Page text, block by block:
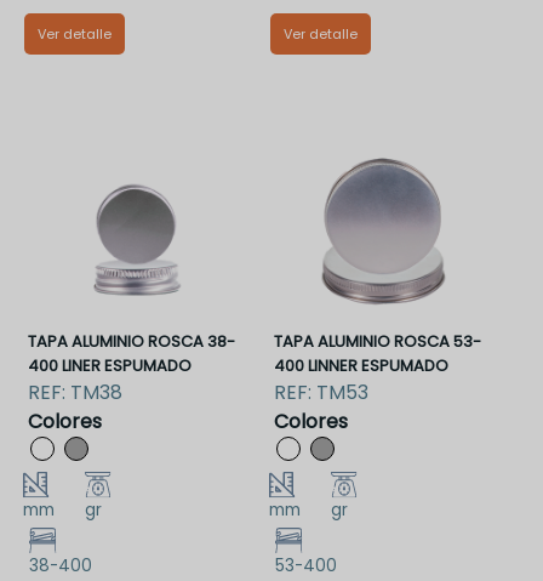
Ver detalle Ver detalle
TAPA ALUMINIO ROSCA 38-
400 LINER ESPUMADO
REF: TM38
Colores
mm gr
38-400
TAPA ALUMINIO ROSCA 53-
400 LINNER ESPUMADO
REF: TM53
Colores
mm gr
53-400